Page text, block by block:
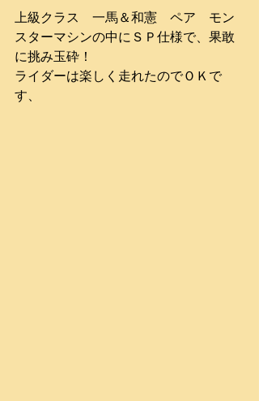
上級クラス　一馬＆和憲　ペア　モン
スターマシンの中にＳＰ仕様で、果敢
に挑み玉砕！
ライダーは楽しく走れたのでＯＫで
す、